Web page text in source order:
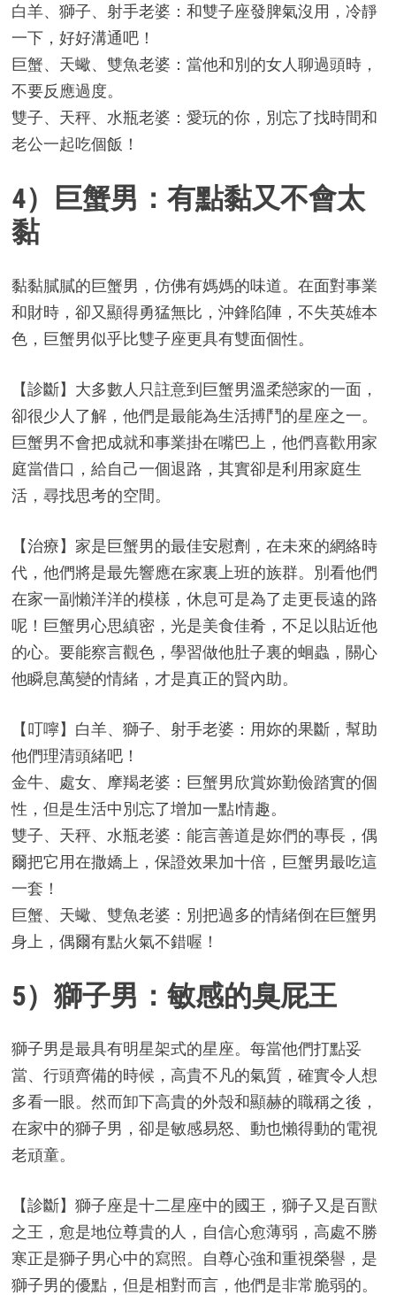
白羊、獅子、射手老婆：和雙子座發脾氣沒用，冷靜
一下，好好溝通吧！
巨蟹、天蠍、雙魚老婆：當他和別的女人聊過頭時，
不要反應過度。
雙子、天秤、水瓶老婆：愛玩的你，別忘了找時間和
老公一起吃個飯！
4）巨蟹男：有點黏又不會太
黏
黏黏膩膩的巨蟹男，仿佛有媽媽的味道。在面對事業
和財時，卻又顯得勇猛無比，沖鋒陷陣，不失英雄本
色，巨蟹男似乎比雙子座更具有雙面個性。
【診斷】大多數人只註意到巨蟹男溫柔戀家的一面，
卻很少人了解，他們是最能為生活搏鬥的星座之一。
巨蟹男不會把成就和事業掛在嘴巴上，他們喜歡用家
庭當借口，給自己一個退路，其實卻是利用家庭生
活，尋找思考的空間。
【治療】家是巨蟹男的最佳安慰劑，在未來的網絡時
代，他們將是最先響應在家裏上班的族群。別看他們
在家一副懶洋洋的模樣，休息可是為了走更長遠的路
呢！巨蟹男心思縝密，光是美食佳肴，不足以貼近他
的心。要能察言觀色，學習做他肚子裏的蛔蟲，關心
他瞬息萬變的情緒，才是真正的賢內助。
【叮嚀】白羊、獅子、射手老婆：用妳的果斷，幫助
他們理清頭緒吧！
金牛、處女、摩羯老婆：巨蟹男欣賞妳勤儉踏實的個
性，但是生活中別忘了增加一點I情趣。
雙子、天秤、水瓶老婆：能言善道是妳們的專長，偶
爾把它用在撒嬌上，保證效果加十倍，巨蟹男最吃這
一套！
巨蟹、天蠍、雙魚老婆：別把過多的情緒倒在巨蟹男
身上，偶爾有點火氣不錯喔！
5）獅子男：敏感的臭屁王
獅子男是最具有明星架式的星座。每當他們打點妥
當、行頭齊備的時候，高貴不凡的氣質，確實令人想
多看一眼。然而卸下高貴的外殼和顯赫的職稱之後，
在家中的獅子男，卻是敏感易怒、動也懶得動的電視
老頑童。
【診斷】獅子座是十二星座中的國王，獅子又是百獸
之王，愈是地位尊貴的人，自信心愈薄弱，高處不勝
寒正是獅子男心中的寫照。自尊心強和重視榮譽，是
獅子男的優點，但是相對而言，他們是非常脆弱的。